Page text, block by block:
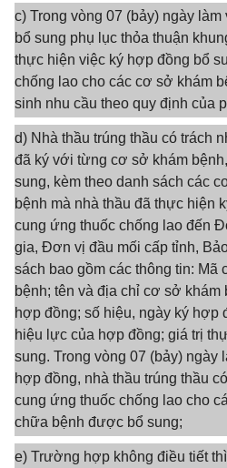
c) Trong vòng 07 (bảy) ngày
bổ sung phụ lục thỏa thuận
thực hiện việc ký hợp đồng bổ
chống lao cho các cơ sở khám
sinh nhu cầu theo quy định của
d) Nhà thầu trúng thầu có trách
đã ký với từng cơ sở khám
sung, kèm theo danh sách các
bệnh mà nhà thầu đã thực hiện
cung ứng thuốc chống lao đến
gia, Đơn vị đầu mối cấp tỉnh,
sách bao gồm các thông tin: Mã
bệnh; tên và địa chỉ cơ sở khám
hợp đồng; số hiệu, ngày ký hợp
hiệu lực của hợp đồng; giá trị
sung. Trong vòng 07 (bảy) ngày
hợp đồng, nhà thầu trúng thầu
cung ứng thuốc chống lao cho
chữa bệnh được bổ sung;
e) Trường hợp không điều tiết